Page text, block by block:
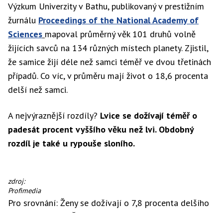
Výzkum Univerzity v Bathu, publikovaný v prestižním
žurnálu Proceedings of the National Academy of
Sciences mapoval průměrný věk 101 druhů volně
žijících savců na 134 různých místech planety. Zjistil,
že samice žijí déle než samci téměř ve dvou třetinách
případů. Co víc, v průměru mají život o 18,6 procenta
delší než samci.
A nejvýraznější rozdíly? Lvice se dožívají téměř o
padesát procent vyššího věku než lvi. Obdobný
rozdíl je také u rypouše sloního.
Plážová
idylka.
Samec
a
zdroj:
Profimedia
Pro srovnání: Ženy se dožívají o 7,8 procenta delšího